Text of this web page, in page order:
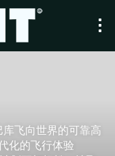
飞向世界的可靠高
化的飞行体验